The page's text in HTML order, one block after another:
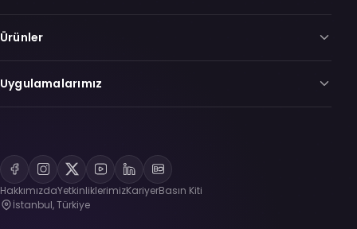
Ürünler
Uygulamalarımız
HakkımızdaYetkinliklerimizKariyerBasın Kiti
İstanbul, Türkiye